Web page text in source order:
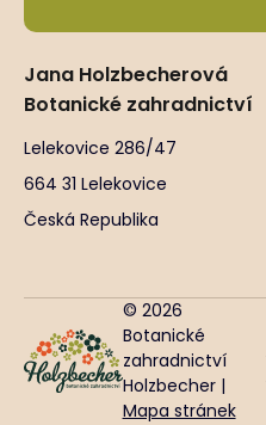
Jana Holzbecherová
Botanické zahradnictví
Lelekovice 286/47
664 31 Lelekovice
Česká Republika
© 2026
Botanické
zahradnictví
Holzbecher |
Mapa stránek